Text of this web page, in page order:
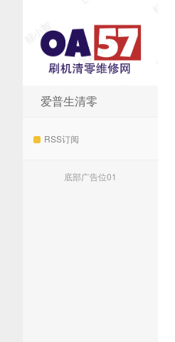
爱普生清零
RSS订阅
底部广告位01